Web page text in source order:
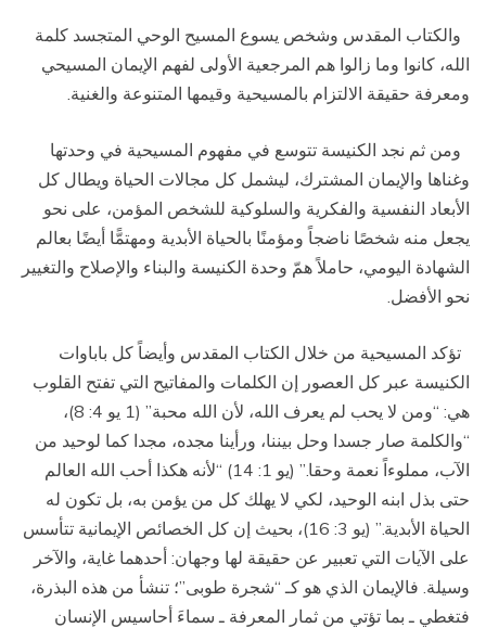
والكتاب المقدس وشخص يسوع المسيح الوحي المتجسد كلمة
الله، كانوا وما زالوا هم المرجعية الأولى لفهم الإيمان المسيحي
ومعرفة حقيقة الالتزام بالمسيحية وقيمها المتنوعة والغنية.
ومن ثم نجد الكنيسة تتوسع في مفهوم المسيحية في وحدتها
وغناها والإيمان المشترك، ليشمل كل مجالات الحياة ويطال كل
الأبعاد النفسية والفكرية والسلوكية للشخص المؤمن، على نحو
يجعل منه شخصًا ناضجاً ومؤمنًا بالحياة الأبدية ومهتمًّا أيضًا بعالم
الشهادة اليومي، حاملاً همّ وحدة الكنيسة والبناء والإصلاح والتغيير
نحو الأفضل.
تؤكد المسيحية من خلال الكتاب المقدس وأيضاً كل باباوات
الكنيسة عبر كل العصور إن الكلمات والمفاتيح التي تفتح القلوب
هي: “ومن لا يحب لم يعرف الله، لأن الله محبة” (1 يو 4: 8)،
“والكلمة صار جسدا وحل بيننا، ورأينا مجده، مجدا كما لوحيد من
الآب، مملوءاً نعمة وحقا.” (يو 1: 14) “لأنه هكذا أحب الله العالم
حتى بذل ابنه الوحيد، لكي لا يهلك كل من يؤمن به، بل تكون له
الحياة الأبدية.” (يو 3: 16)، بحيث إن كل الخصائص الإيمانية تتأسس
على الآيات التي تعبير عن حقيقة لها وجهان: أحدهما غاية، والآخر
وسيلة. فالإيمان الذي هو كـ “شجرة طوبى”؛ تنشأ من هذه البذرة،
فتغطي ـ بما تؤتي من ثمار المعرفة ـ سماءَ أحاسيس الإنسان